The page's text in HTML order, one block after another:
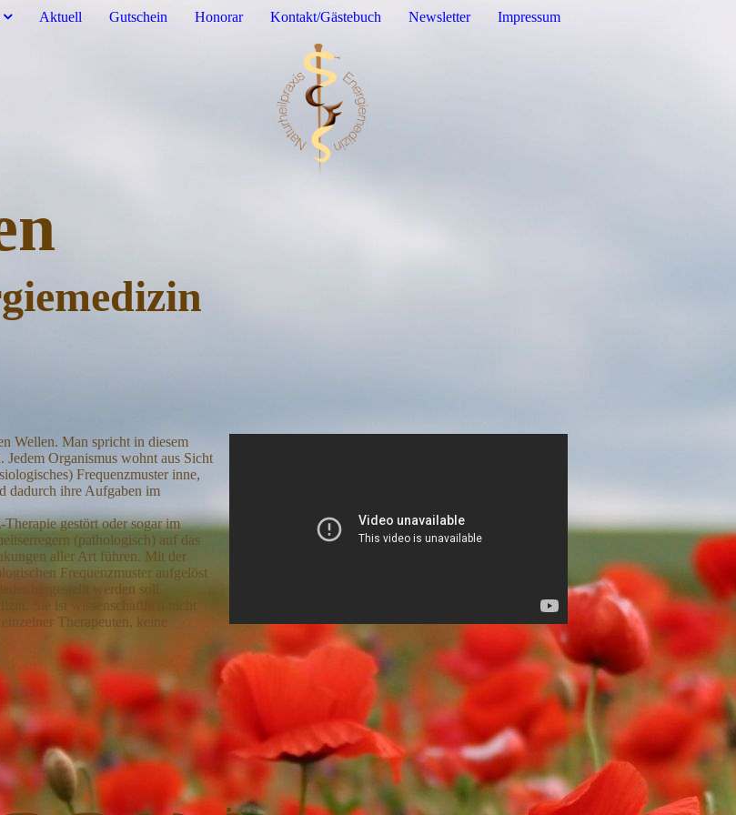
Aktuell Gutschein Honorar Kontakt/Gästebuch Newsletter Impressum
Wellen. Man spricht in diesem
Jedem Organismus wohnt aus Sicht
Frequenzmuster inne,
dadurch ihre Aufgaben im
gestört oder sogar im
(pathologisch) auf das
aller Art führen. Mit der
Frequenzmuster aufgelöst
hergestellt werden soll.
Sie ist wissenschaftlich nicht
Therapeuten, keine